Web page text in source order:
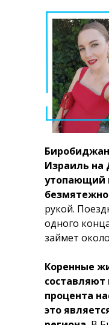
Израиль на
утопающий
рукой.
одного
займет
Коренные
составляют
процента
это